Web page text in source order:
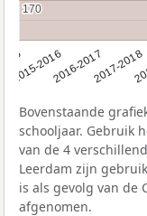
2015-20162016-20172017-2018
170
170
Bovenstaande
schooljaar. Gebruik
van de 4
Leerdam zijn
is als gevolg van de
afgenomen.